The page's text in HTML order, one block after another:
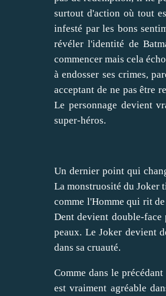
surtout d'action où tout
infesté par les bons
révéler l'identité de
commencer mais cela
à endosser ses crimes,
acceptant de ne pas être
Le personnage devient
super-héros.
Un dernier point qui
La monstruosité du Joker
comme l'Homme qui rit
Dent devient double-face
peaux. Le Joker devient
dans sa cruauté.
Comme dans le
est vraiment agréable